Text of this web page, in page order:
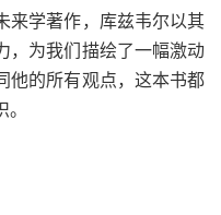
来学著作，库兹韦尔以其
，为我们描绘了一幅激动
他的所有观点，这本书都